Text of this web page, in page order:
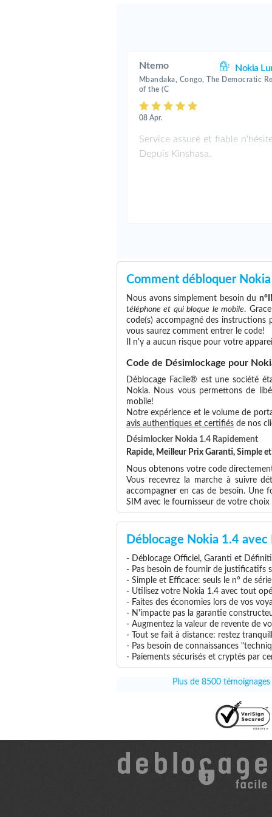
Ntemo Nokia
Mbandaka, Congo, The Democratic
of the (C
08 Apr.
Service assuré et fiable
Depuis Kinshasa.
Comment débloquer
Nous avons simplement besoin du
téléphone et qui bloque le mobile.
code(s) accompagné des instructions
vous saurez comment entrer le code!
Il n'y a aucun risque pour votre
Code de Désimlockage pour
Déblocage Facile® est une société
Nokia. Nous vous permettons de
mobile!
Notre expérience et le volume de
avis authentiques et certifiés de nos
Désimlocker Nokia 1.4 Rapidement
Rapide, Meilleur Prix Garanti, Simple
Nous obtenons votre code
Vous recevrez la marche à suivre
accompagner en cas de besoin. Une
SIM avec le fournisseur de votre
Déblocage Nokia 1.4 avec
- Déblocage Officiel, Garanti et
- Pas besoin de fournir de justificatifs
- Simple et Efficace: seuls le n° de
- Utilisez votre Nokia 1.4 avec tout
- Faites des économies lors de vos
- N'impacte pas la garantie
- Augmentez la valeur de revente de
- Tout se fait à distance: restez
- Pas besoin de connaissances
- Paiements sécurisés et cryptés par
Plus de 8500